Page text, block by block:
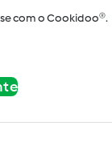
com o Cookidoo®.